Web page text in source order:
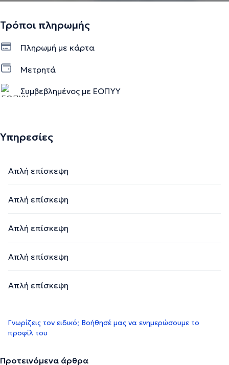
Τρόποι πληρωμής
Πληρωμή με κάρτα
Μετρητά
Συμβεβλημένος με ΕΟΠΥΥ
Υπηρεσίες
Απλή επίσκεψη
Απλή επίσκεψη
Απλή επίσκεψη
Απλή επίσκεψη
Απλή επίσκεψη
Γνωρίζεις τον ειδικό; Βοήθησέ μας να ενημερώσουμε το
προφίλ του
Προτεινόμενα άρθρα